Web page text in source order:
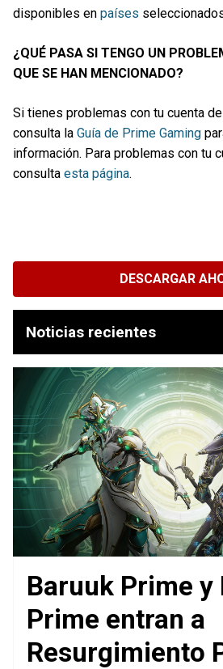
disponibles en países
¿QUÉ PASA SI TENGO UN
QUE SE HAN MENCIONADO?
Si tienes problemas con tu cuenta
consulta la Guía de Prime Gaming
información. Para problemas con tu
consulta esta página.
DESCARGAR
Noticias recientes
Baruuk Prime y
Prime entran a
Resurgimiento